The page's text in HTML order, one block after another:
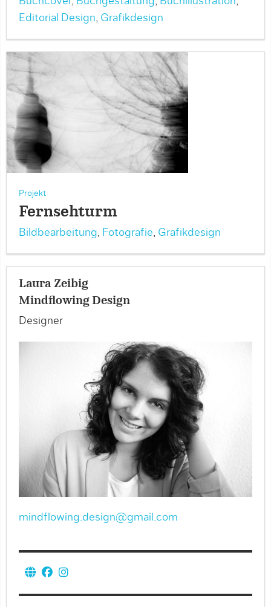
Editorial Design, Grafikdesign
Projekt
Fernsehturm
Bildbearbeitung, Fotografie, Grafikdesign
Laura Zeibig
Mindflowing Design
Designer
mindflowing.design@gmail.com